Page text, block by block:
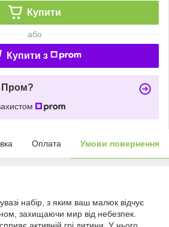
Купити
або
Купити з
Пром?
Оплата Умови повернення
набір, з яким ваш малюк відчує
захищаючи мир від небезпек.
активній грі дитини. У нього